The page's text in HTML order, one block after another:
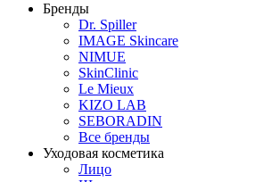
Бренды
Dr. Spiller
IMAGE Skincare
NIMUE
SkinClinic
Le Mieux
KIZO LAB
SEBORADIN
Все бренды
Уходовая косметика
Лицо